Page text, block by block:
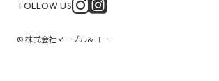
FOLLOW US
© 株式会社マーブル&コー